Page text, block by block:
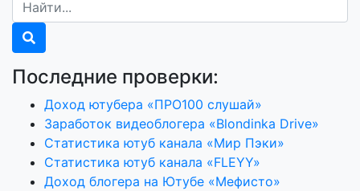
Последние проверки:
Доход ютубера «ПРО100 слушай»
Заработок видеоблогера «Blondinka Drive»
Статистика ютуб канала «Мир Пэки»
Статистика ютуб канала «FLEYY»
Доход блогера на Ютубе «Мефисто»